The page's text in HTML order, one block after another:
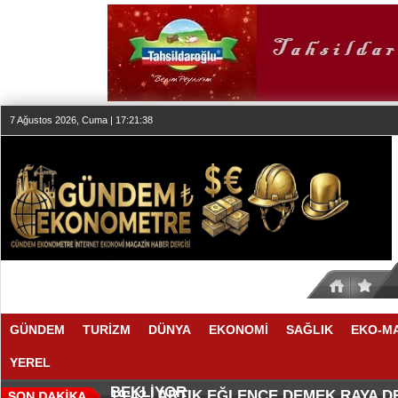
7 Ağustos 2026, Cuma | 17:21:39
GÜNDEM TURİZM DÜNYA EKONOMİ SAĞLIK EKO-
YEREL
20:00 |SEKTÖR, İSTİKRARLI BÜYÜME
BEKLİYOR
19:58 |MAKYÖZ CANSU DURKUN'DAN